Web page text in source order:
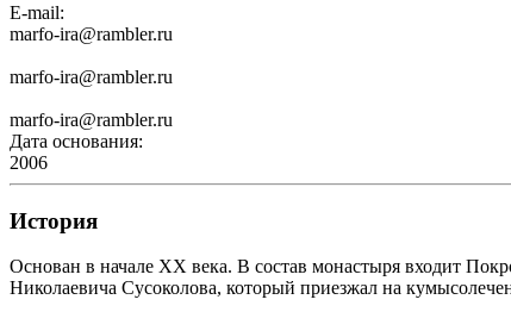
E-mail:
marfo-ira@rambler.ru
marfo-ira@rambler.ru
marfo-ira@rambler.ru
Дата основания:
2006
История
Основан в начале XХ века. В состав монастыря входит
Николаевича Сусоколова, который приезжал на